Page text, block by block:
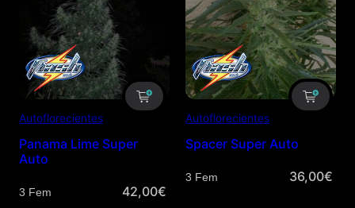
Autoflorecientes
Panama Lime Super
Auto
Cantidad 42,00€
Autoflorecientes
Spacer Super Auto
Cantidad 36,00€